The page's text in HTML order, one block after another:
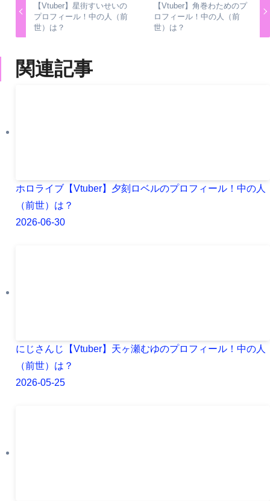
【Vtuber】星街すいせいの
プロフィール！中の人（前
世）は？
【Vtuber】角巻わためのプ
ロフィール！中の人（前
世）は？
関連記事
ホロライブ【Vtuber】夕刻ロベルのプロフィール！中の人
（前世）は？
2026-06-30
にじさんじ【Vtuber】天ヶ瀬むゆのプロフィール！中の人
（前世）は？
2026-05-25